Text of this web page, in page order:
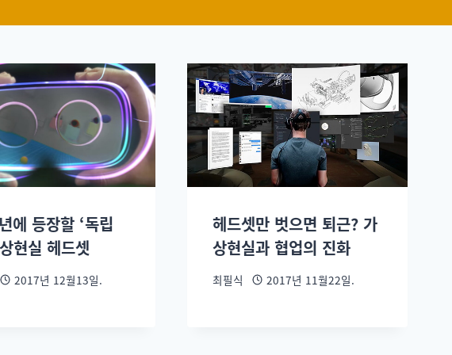
에 등장할 ‘독립
현실 헤드셋
2017년 12월13일.
헤드셋만 벗으면 퇴근? 가
상현실과 협업의 진화
최필식 2017년 11월22일.